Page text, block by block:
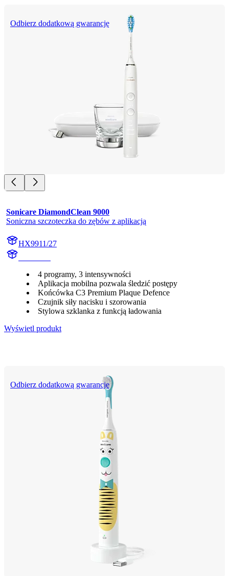
Odbierz dodatkową gwarancję
Sonicare DiamondClean 9000
Soniczna szczoteczka do zębów z aplikacją
HX9911/27
4 programy, 3 intensywności
Aplikacja mobilna pozwala śledzić postępy
Końcówka C3 Premium Plaque Defence
Czujnik siły nacisku i szorowania
Stylowa szklanka z funkcją ładowania
Wyświetl produkt
Odbierz dodatkową gwarancję